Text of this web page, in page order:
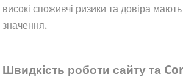
високі споживчі ризики та довіра
значення.
Швидкість роботи сайту та